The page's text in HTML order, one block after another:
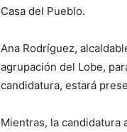
Casa del Pueblo.
Ana Rodríguez,
agrupación del Lobe,
candidatura, estará
Mientras, la candidatura